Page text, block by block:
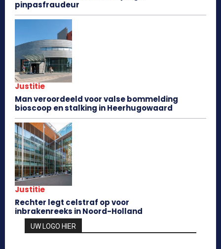
pinpasfraudeur
Justitie
Man veroordeeld voor valse bommelding
bioscoop en stalking in Heerhugowaard
Justitie
Rechter legt celstraf op voor
inbrakenreeks in Noord-Holland
UW LOGO HIER